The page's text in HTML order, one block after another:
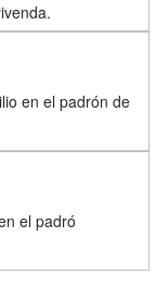
en el padrón de
el padró